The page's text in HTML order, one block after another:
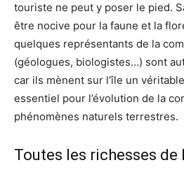
touriste ne peut y poser le pied.
être nocive pour la faune et la
quelques représentants de la
(géologues, biologistes…) sont
car ils mènent sur l’île un
essentiel pour l’évolution de la
phénomènes naturels terrestres.
Toutes les richesses de